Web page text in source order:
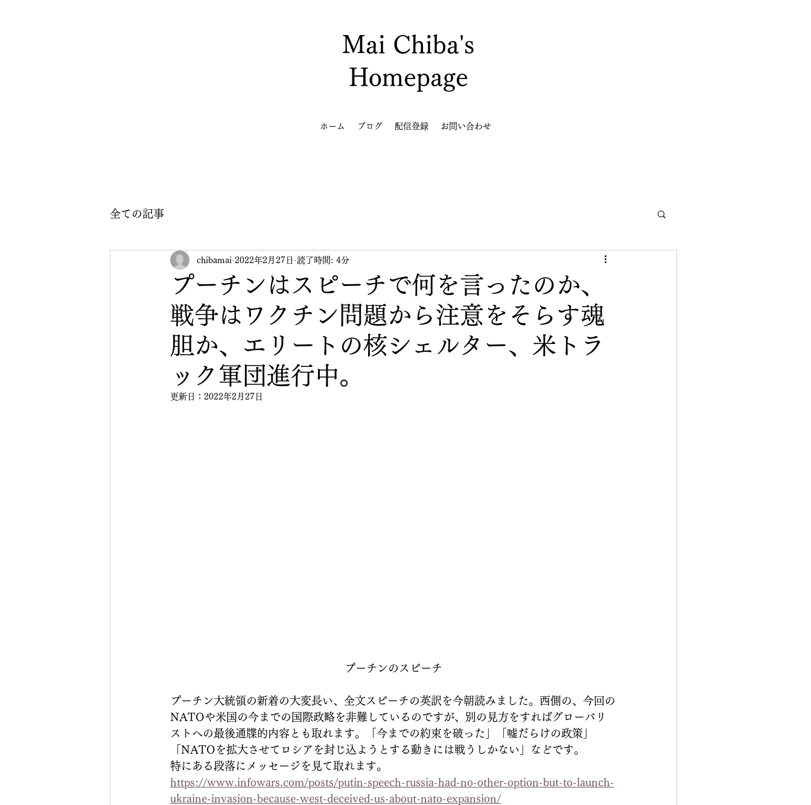
Mai Chiba's
Homepage
ホーム ブログ 配信登録 お問い合わせ
全ての記事
プーチンはスピーチで何を言ったのか、
戦争はワクチン問題から注意をそらす魂
胆か、エリートの核シェルター、米トラ
ック軍団進行中。
chibamai 2022年2月27日 読了時間: 4分
更新日： 2022年2月27日
プーチンのスピーチ
プーチン大統領の新着の大変長い、全文スピーチの英訳を今朝読みました。西側の、今回の
NATOや米国の今までの国際政略を非難しているのですが、別の見方をすればグローバリ
ストへの最後通牒的内容とも取れます。「今までの約束を破った」「嘘だらけの政策」
「NATOを拡大させてロシアを封じ込ようとする動きには戦うしかない」などです。
特にある段落にメッセージを見て取れます。
https://www.infowars.com/posts/putin-speech-russia-had-no-other-option-but-to-launch-
ukraine-invasion-because-west-deceived-us-about-nato-expansion/